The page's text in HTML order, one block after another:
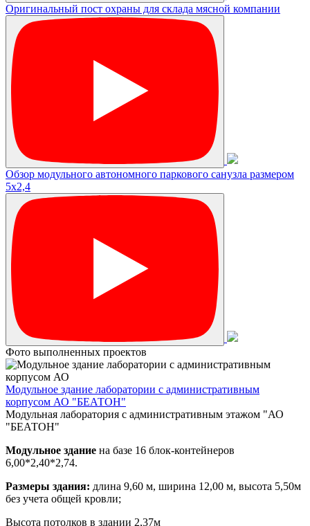
Оригинальный пост охраны для склада мясной компании
Обзор модульного автономного паркового санузла размером
5х2,4
Фото выполненных проектов
Модульное здание лаборатории с административным
корпусом АО "БЕАТОН"
Модульная лаборатория с административным этажом "АО
"БЕАТОН"
Модульное здание на базе 16 блок-контейнеров
6,00*2,40*2,74.
Размеры здания: длина 9,60 м, ширина 12,00 м, высота 5,50м
без учета общей кровли;
Высота потолков в здании 2,37м